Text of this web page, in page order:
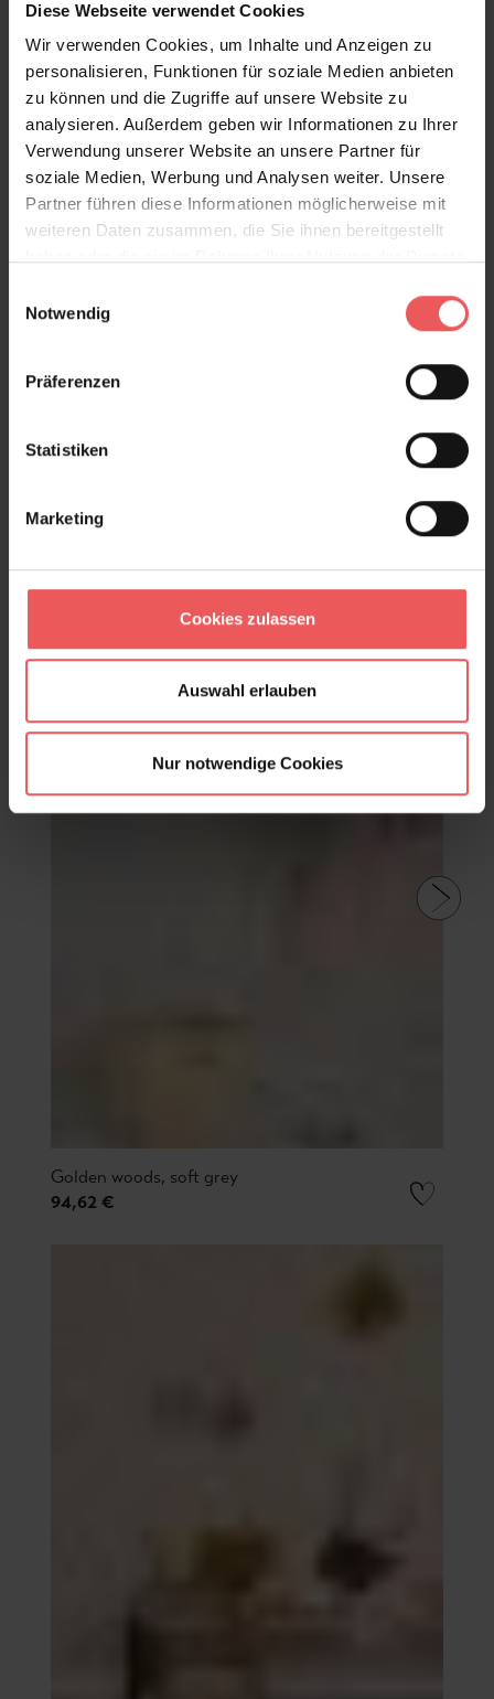
Diese Webseite verwendet Cookies
Wir verwenden Cookies, um Inhalte und Anzeigen zu
personalisieren, Funktionen für soziale Medien anbieten
zu können und die Zugriffe auf unsere Website zu
analysieren. Außerdem geben wir Informationen zu Ihrer
Verwendung unserer Website an unsere Partner für
soziale Medien, Werbung und Analysen weiter. Unsere
Partner führen diese Informationen möglicherweise mit
weiteren Daten zusammen, die Sie ihnen bereitgestellt
Notwendig
Präferenzen
Statistiken
Marketing
Cookies zulassen
Auswahl erlauben
Nur notwendige Cookies
Produktgalerie überspringen
Varianten
Golden woods, sweet pink
Golden woods, soft grey
94,62 €